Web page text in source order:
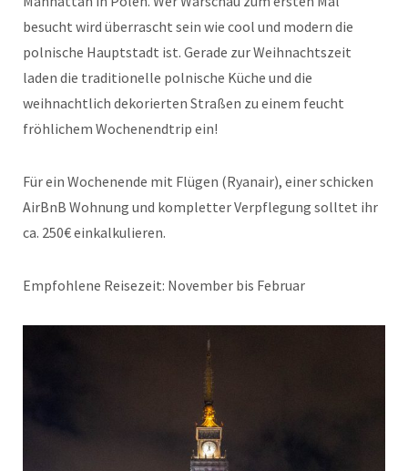
besucht wird überrascht sein wie cool und modern die
polnische Hauptstadt ist. Gerade zur Weihnachtszeit
laden die traditionelle polnische Küche und die
weihnachtlich dekorierten Straßen zu einem feucht
fröhlichem Wochenendtrip ein!
Für ein Wochenende mit Flügen (Ryanair), einer schicken
AirBnB Wohnung und kompletter Verpflegung solltet ihr
ca. 250€ einkalkulieren.
Empfohlene Reisezeit: November bis Februar